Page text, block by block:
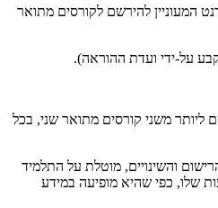
המעוניין להירשם לקורסים מתואר
ליותר משני קורסים מתואר שני, בכל
והשינויים, מוטלת על התלמיד
שלו, כפי שהיא מופיעה במידע